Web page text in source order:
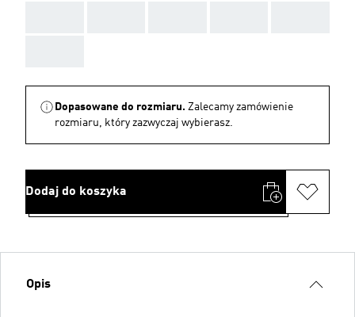
Dopasowane do rozmiaru. Zalecamy zamówienie
rozmiaru, który zazwyczaj wybierasz.
Dodaj do koszyka
Opis